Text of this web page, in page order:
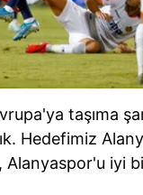
taşıma
Hedefimiz
Alanyaspor'u iyi